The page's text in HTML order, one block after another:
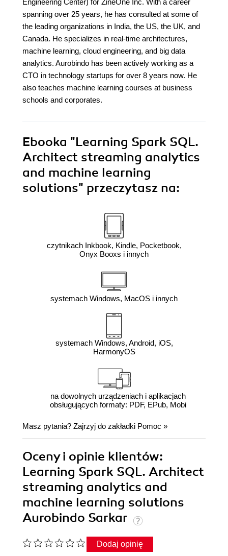
Engineering Center) for ZineOne Inc. With a career
spanning over 25 years, he has consulted at some of
the leading organizations in India, the US, the UK, and
Canada. He specializes in real-time architectures,
machine learning, cloud engineering, and big data
analytics. Aurobindo has been actively working as a
CTO in technology startups for over 8 years now. He
also teaches machine learning courses at business
schools and corporates.
Ebooka "Learning Spark SQL.
Architect streaming analytics
and machine learning
solutions" przeczytasz na:
czytnikach Inkbook, Kindle, Pocketbook,
Onyx Booxs i innych
systemach Windows, MacOS i innych
systemach Windows, Android, iOS,
HarmonyOS
na dowolnych urządzeniach i aplikacjach
obsługujących formaty: PDF, EPub, Mobi
Masz pytania? Zajrzyj do zakładki Pomoc »
Oceny i opinie klientów:
Learning Spark SQL. Architect
streaming analytics and
machine learning solutions
Aurobindo Sarkar
Dodaj opinię